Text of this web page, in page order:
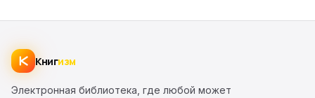
Книгизм
Электронная библиотека, где любой может